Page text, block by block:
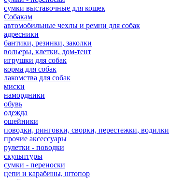
сумки выставочные для кошек
Собакам
автомобильные чехлы и ремни для собак
адресники
бантики, резинки, заколки
вольеры, клетки, дом-тент
игрушки для собак
корма для собак
лакомства для собак
миски
намордники
обувь
одежда
ошейники
поводки, ринговки, сворки, перестежки, водилки
прочие аксессуары
рулетки - поводки
скульптуры
сумки - переноски
цепи и карабины, штопор